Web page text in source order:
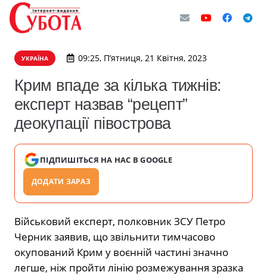
УКРАЇНА 09:25, П’ятниця, 21 Квітня, 2023
Крим впаде за кілька тижнів:
експерт назвав “рецепт”
деокупації півострова
ПІДПИШІТЬСЯ НА НАС В GOOGLE
ДОДАТИ ЗАРАЗ
Військовий експерт, полковник ЗСУ Петро
Черник заявив, що звільнити тимчасово
окупований Крим у воєнній частині значно
легше, ніж пройти лінію розмежування зразка